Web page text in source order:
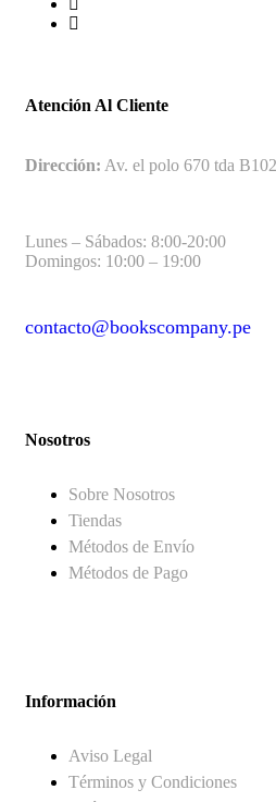
Atención Al Cliente
Dirección: Av. el polo 670 tda
Lunes – Sábados: 8:00-20:00
Domingos: 10:00 – 19:00
contacto@bookscompany.pe
Nosotros
Sobre Nosotros
Tiendas
Métodos de Envío
Métodos de Pago
Información
Aviso Legal
Términos y Condiciones